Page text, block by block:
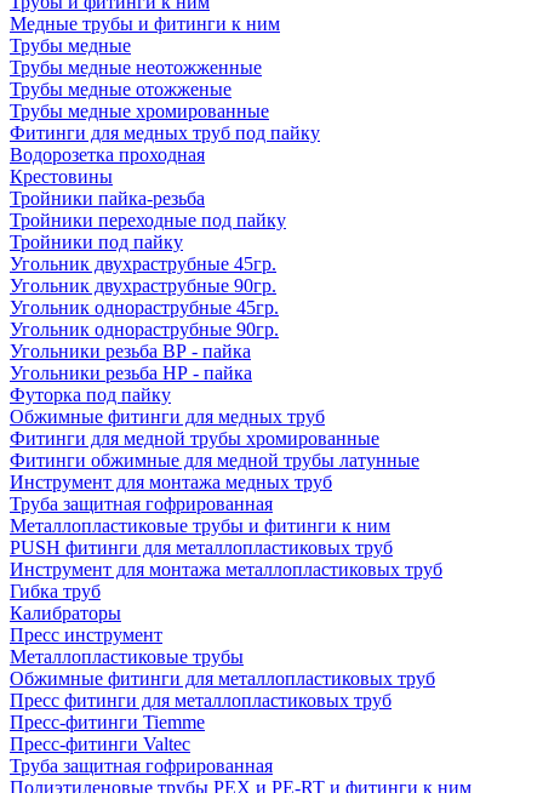
Медные трубы и фитинги к ним
Трубы медные
Трубы медные неотожженные
Трубы медные отожженые
Трубы медные хромированные
Фитинги для медных труб под пайку
Водорозетка проходная
Крестовины
Тройники пайка-резьба
Тройники переходные под пайку
Тройники под пайку
Угольник двухраструбные 45гр.
Угольник двухраструбные 90гр.
Угольник однораструбные 45гр.
Угольник однораструбные 90гр.
Угольники резьба ВР - пайка
Угольники резьба НР - пайка
Футорка под пайку
Обжимные фитинги для медных труб
Фитинги для медной трубы хромированные
Фитинги обжимные для медной трубы латунные
Инструмент для монтажа медных труб
Труба защитная гофрированная
Металлопластиковые трубы и фитинги к ним
PUSH фитинги для металлопластиковых труб
Инструмент для монтажа металлопластиковых труб
Гибка труб
Калибраторы
Пресс инструмент
Металлопластиковые трубы
Обжимные фитинги для металлопластиковых труб
Пресс фитинги для металлопластиковых труб
Пресс-фитинги Tiemme
Пресс-фитинги Valtec
Труба защитная гофрированная
Полиэтиленовые трубы PEX и PE-RT и фитинги к ним